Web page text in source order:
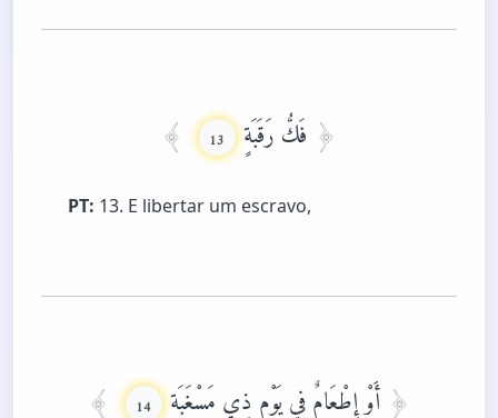
فَكُّ رَقَبَةٍ 13
PT: 13. E libertar um escravo,
أَوْ إِطْعَامٌ فِي يَوْمٍ ذِي مَسْغَبَةٍ 14